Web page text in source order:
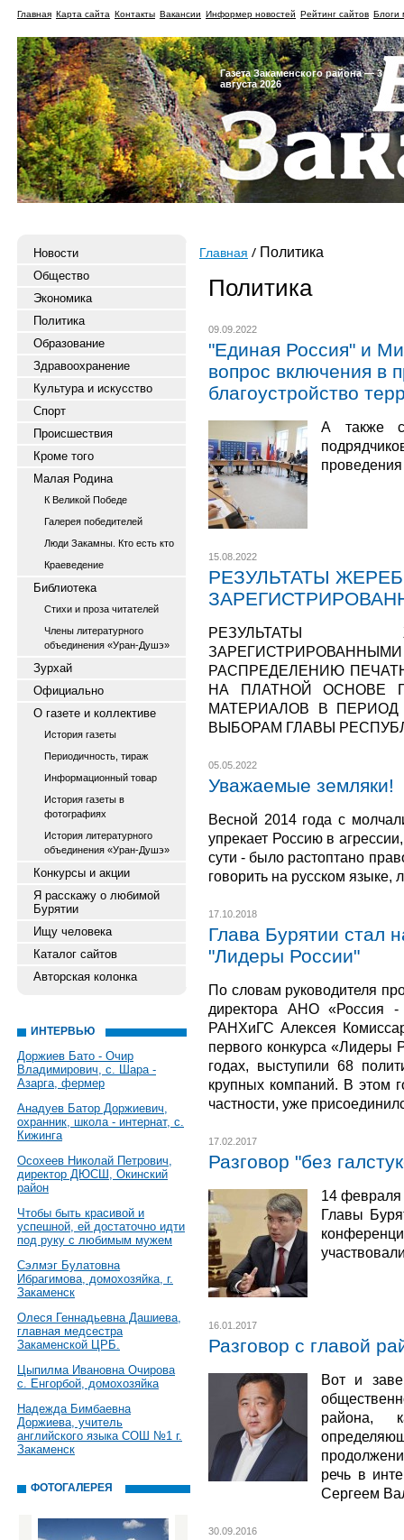
Главная Карта сайта Контакты Вакансии Информер новостей Рейтинг сайтов Блоги
Газета Закаменского района — 3
августа 2026
Новости
Общество
Экономика
Политика
Образование
Здравоохранение
Культура и искусство
Спорт
Происшествия
Кроме того
Малая Родина
К Великой Победе
Галерея победителей
Люди Закамны. Кто есть кто
Краеведение
Библиотека
Стихи и проза читателей
Члены литературного
объединения «Уран-Душэ»
Зурхай
Официально
О газете и коллективе
История газеты
Периодичность, тираж
Информационный товар
История газеты в
фотографиях
История литературного
объединения «Уран-Душэ»
Конкурсы и акции
Я расскажу о любимой
Бурятии
Ищу человека
Каталог сайтов
Авторская колонка
ИНТЕРВЬЮ
Доржиев Бато - Очир
Владимирович, с. Шара -
Азарга, фермер
Анадуев Батор Доржиевич,
охранник, школа - интернат, с.
Кижинга
Осохеев Николай Петрович,
директор ДЮСШ, Окинский
район
Чтобы быть красивой и
успешной, ей достаточно идти
под руку с любимым мужем
Сэлмэг Булатовна
Ибрагимова, домохозяйка, г.
Закаменск
Олеся Геннадьевна Дашиева,
главная медсестра
Закаменской ЦРБ.
Цыпилма Ивановна Очирова
с. Енгорбой, домохозяйка
Надежда Бимбаевна
Доржиева, учитель
английского языка СОШ №1 г.
Закаменск
ФОТОГАЛЕРЕЯ
Главная Политика
Политика
09.09.2022
"Единая Россия" и
вопрос включения в
благоустройство
А также
15.08.2022
РЕЗУЛЬТАТЫ
РЕЗУЛЬТАТЫ
РАСПРЕДЕЛЕНИЮ
НА ПЛАТНОЙ ОСНОВЕ
МАТЕРИАЛОВ В
ВЫБОРАМ ГЛАВЫ
05.05.2022
Уважаемые земляки!
Весной 2014 года с
упрекает Россию в
сути - было растоптано
говорить на русском языке,
17.10.2018
Глава Бурятии стал
"Лидеры России"
По словам руководителя
директора АНО «Россия -
РАНХиГС Алексея
первого конкурса «Лидеры
годах, выступили 68
крупных компаний. В этом
частности, уже
17.02.2017
Разговор "без
14
Главы
16.01.2017
Разговор с главой
Вот и
района,
речь в
Сергеем
30.09.2016